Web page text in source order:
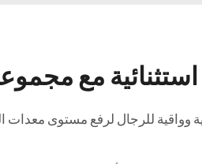
مع
وواقية للرجال لرفع مستوى معدات